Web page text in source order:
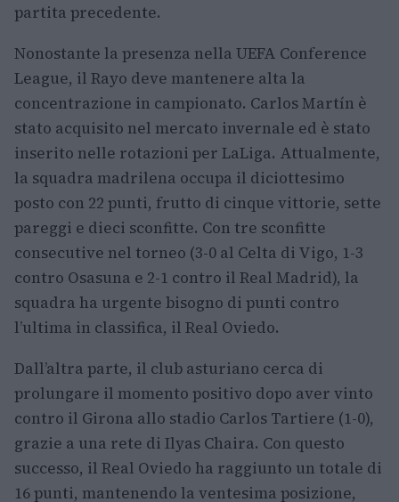
partita precedente.
Nonostante la presenza nella UEFA Conference
League, il Rayo deve mantenere alta la
concentrazione in campionato. Carlos Martín è
stato acquisito nel mercato invernale ed è stato
inserito nelle rotazioni per LaLiga. Attualmente,
la squadra madrilena occupa il diciottesimo
posto con 22 punti, frutto di cinque vittorie, sette
pareggi e dieci sconfitte. Con tre sconfitte
consecutive nel torneo (3-0 al Celta di Vigo, 1-3
contro Osasuna e 2-1 contro il Real Madrid), la
squadra ha urgente bisogno di punti contro
l’ultima in classifica, il Real Oviedo.
Dall’altra parte, il club asturiano cerca di
prolungare il momento positivo dopo aver vinto
contro il Girona allo stadio Carlos Tartiere (1-0),
grazie a una rete di Ilyas Chaira. Con questo
successo, il Real Oviedo ha raggiunto un totale di
16 punti, mantenendo la ventesima posizione,